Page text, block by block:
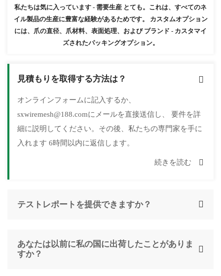
私たちは気に入っています - 需要生産 とても。これは、すべてのネ
イル製品の生産に豊富な経験があるためです。 カスタムオプション
には、爪の直径、爪材料、表面処理、および ブランド - カスタマイ
ズされたパッキングオプション。
見積もりを取得する方法は？
オンラインフォームに記入するか、
sxwiremesh@188.comにメールを直接送信し、 要件を詳
細に説明してください。その後、私たちの専門家を手に
入れます 6時間以内に返信します。
続きを読む
テストレポートを提供できますか？
あなたは以前に私の国に出荷したことがありま
すか？